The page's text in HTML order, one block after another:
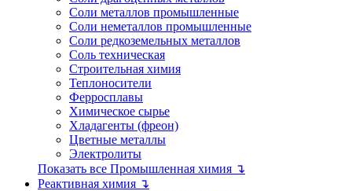
Соли металлов промышленные
Соли неметаллов промышленные
Соли редкоземельных металлов
Соль техническая
Строительная химия
Теплоносители
Ферросплавы
Химическое сырье
Хладагенты (фреон)
Цветные металлы
Электролиты
Показать все Промышленная химия ↴
Реактивная химия ↴